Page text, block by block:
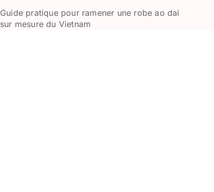
Guide pratique pour ramener une robe ao dai
sur mesure du Vietnam